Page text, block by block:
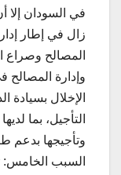
في السودان إلا
زال في إطار
المصالح وصراع
وإدارة المصالح
الإخلال بسيادة
التأجيل، بما
وتأجيجها
السبب الخامس: